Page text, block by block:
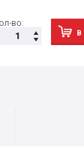
во:
В